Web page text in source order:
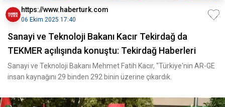
https://www.haberturk.com
06 Ekim 2025 17:40
Sanayi ve Teknoloji Bakanı Kacır Tekirdağ da
TEKMER açılışında konuştu: Tekirdağ Haberleri
Sanayi ve Teknoloji Bakanı Mehmet Fatih Kacır, "Türkiye'nin AR-GE
insan kaynağını 29 binden 292 binin üzerine çıkardık.